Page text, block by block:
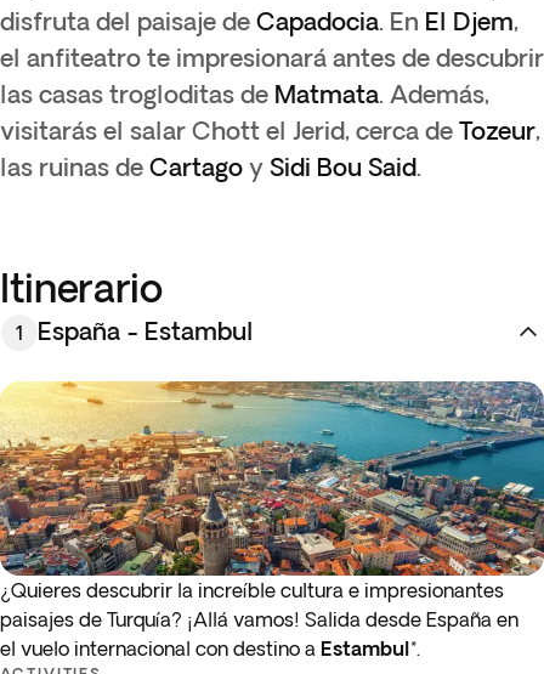
disfruta del paisaje de Capadocia. En El Djem,
el anfiteatro te impresionará antes de descubrir
las casas trogloditas de Matmata. Además,
visitarás el salar Chott el Jerid, cerca de Tozeur,
las ruinas de Cartago y Sidi Bou Said.
Itinerario
1 España - Estambul
¿Quieres descubrir la increíble cultura e impresionantes
paisajes de Turquía? ¡Allá vamos! Salida desde España en
el vuelo internacional con destino a Estambul*.